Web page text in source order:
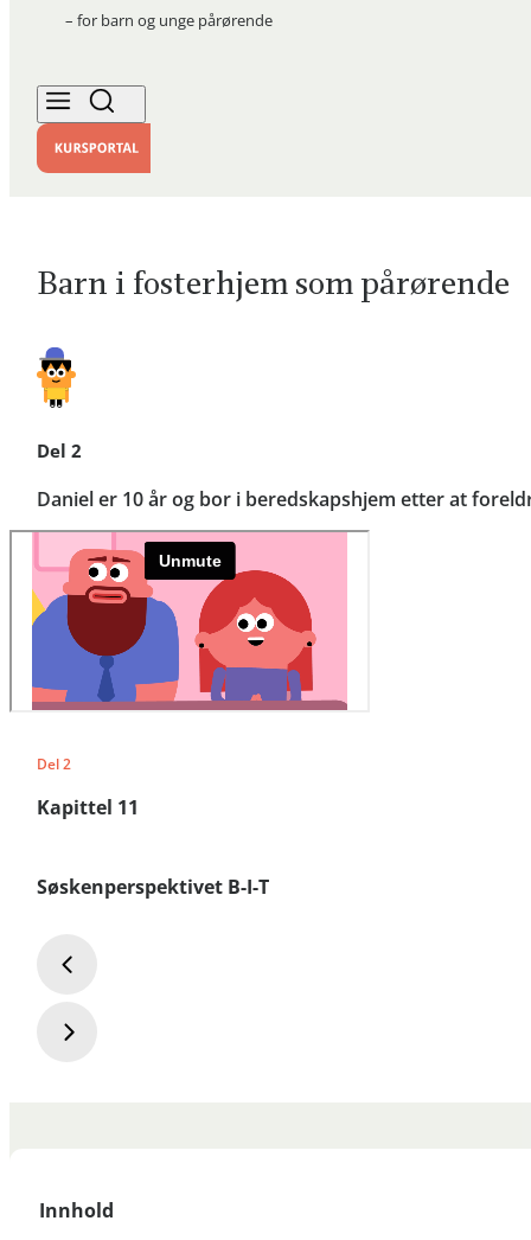
– for barn og unge pårørende
Barn i fosterhjem som pårørende
Del 2
Daniel er 10 år og bor i beredskapshjem etter at
Del 2
Kapittel 11
Søskenperspektivet B-I-T
Innhold